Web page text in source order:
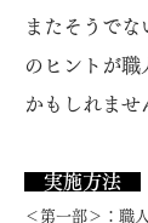
またそうで
のヒントが職
かもしれませ
​ 実施方法
＜第一部＞：職